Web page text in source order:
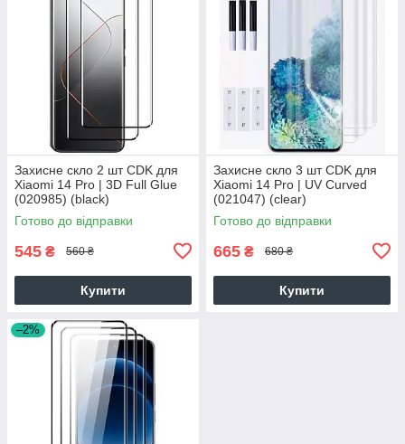
Захисне скло 2 шт CDK для
Xiaomi 14 Pro | 3D Full Glue
(020985) (black)
Готово до відправки
545 ₴ 560 ₴
Купити
Захисне скло 3 шт CDK для
Xiaomi 14 Pro | UV Curved
(021047) (clear)
Готово до відправки
665 ₴ 680 ₴
Купити
–2%